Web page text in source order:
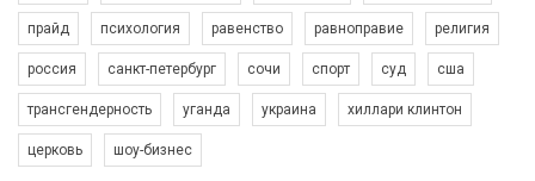
Емоційний та вражаючий промо-ролік на конкурс PACT, який
представляє програму "Гей-альянс Україна" з протидії
насильству проти ЛГБТ в Україні.
Ми просимо вашої підтримки, щоб реалізувати нашу
програму з боротьби з насильством проти ЛГБТ в Україні.
Якщо ти хочеш підтримати нас - просто натисни "лайк" під
1.9K Просмотров • 226 Нравится • 5 Комментариев
прайд психология равенство равноправие религия
россия санкт-петербург сочи спорт суд сша
трансгендерность уганда украина хиллари клинтон
церковь шоу-бизнес